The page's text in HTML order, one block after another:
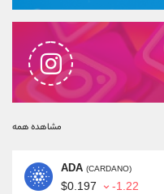
مشاهده همه
ADA (CARDANO)
$0.197 -1.22